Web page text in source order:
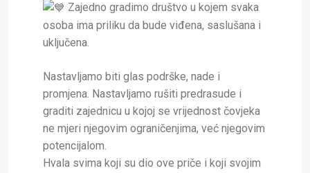
Zajedno gradimo društvo u kojem svaka
osoba ima priliku da bude viđena, saslušana i
uključena.
Nastavljamo biti glas podrške, nade i
promjena. Nastavljamo rušiti predrasude i
graditi zajednicu u kojoj se vrijednost čovjeka
ne mjeri njegovim ograničenjima, već njegovim
potencijalom.
Hvala svima koji su dio ove priče i koji svojim